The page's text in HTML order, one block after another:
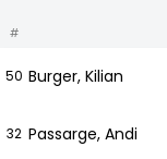
#
50 Burger, Kilian
32 Passarge, Andi